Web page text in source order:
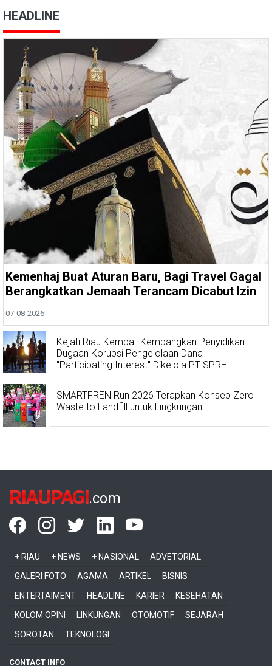
HEADLINE
Kemenhaj Buat Aturan Baru, Bagi Travel Gagal
Berangkatkan Jemaah Terancam Dicabut Izin
07-08-2026
Kejati Riau Kembali Kembangkan Penyidikan
Dugaan Korupsi Pengelolaan Dana
"Participating Interest" Dikelola PT SPRH
SMARTFREN Run 2026 Terapkan Konsep Zero
Waste to Landfill untuk Lingkungan
RIAUPAGI.com
+ RIAU + NEWS + NASIONAL
ADVETORIAL
GALERI FOTO
AGAMA ARTIKEL
BISNIS
ENTERTAIMENT
HEADLINE KARIER
KESEHATAN
KOLOM OPINI
LINKUNGAN OTOMOTIF
SEJARAH
SOROTAN
TEKNOLOGI
CONTACT INFO